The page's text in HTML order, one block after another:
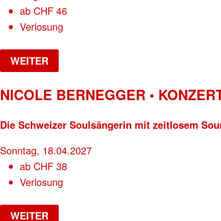
ab CHF 46
Verlosung
WEITER
NICOLE BERNEGGER •
Die Schweizer Soulsängerin mit zeitlosem
Sonntag, 18.04.2027
ab CHF 38
Verlosung
WEITER